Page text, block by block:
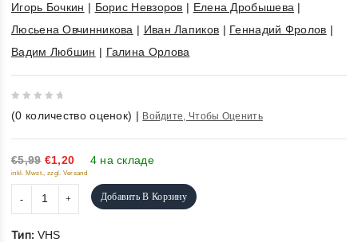
Игорь Бочкин | Борис Невзоров | Елена Дробышева |
Люсьена Овчинникова | Иван Лапиков | Геннадий Фролов |
Вадим Любшин | Галина Орлова
out
of
5
(0 количество оценок) | Войдите, Чтобы Оценить
€5,99 €1,20 4 на складе
inkl. Mwst., zzgl. Versand
Добавить В Корзину
Тип: VHS